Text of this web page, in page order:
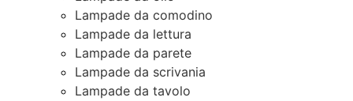
Lampade da comodino
Lampade da lettura
Lampade da parete
Lampade da scrivania
Lampade da tavolo